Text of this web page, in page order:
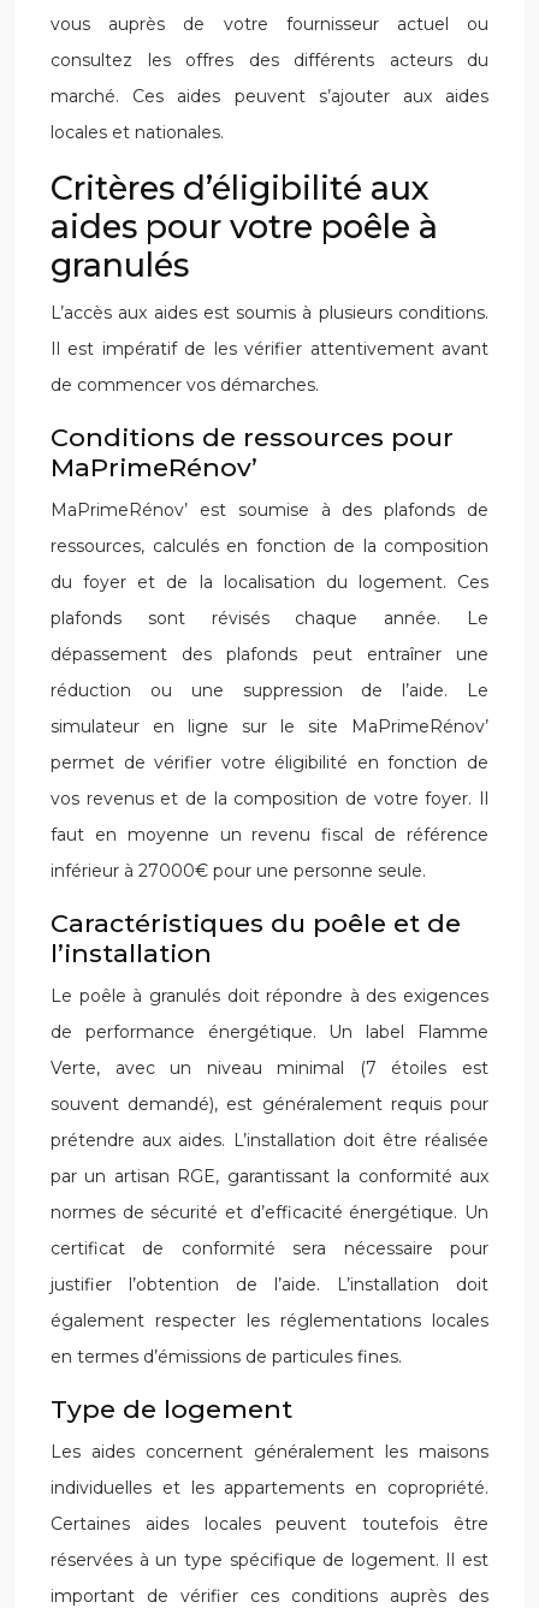
vous auprès de votre fournisseur actuel ou
consultez les offres des différents acteurs du
marché. Ces aides peuvent s’ajouter aux aides
locales et nationales.
Critères d’éligibilité aux
aides pour votre poêle à
granulés
L’accès aux aides est soumis à plusieurs conditions.
Il est impératif de les vérifier attentivement avant
de commencer vos démarches.
Conditions de ressources pour
MaPrimeRénov’
MaPrimeRénov’ est soumise à des plafonds de
ressources, calculés en fonction de la composition
du foyer et de la localisation du logement. Ces
plafonds sont révisés chaque année. Le
dépassement des plafonds peut entraîner une
réduction ou une suppression de l’aide. Le
simulateur en ligne sur le site MaPrimeRénov’
permet de vérifier votre éligibilité en fonction de
vos revenus et de la composition de votre foyer. Il
faut en moyenne un revenu fiscal de référence
inférieur à 27000€ pour une personne seule.
Caractéristiques du poêle et de
l’installation
Le poêle à granulés doit répondre à des exigences
de performance énergétique. Un label Flamme
Verte, avec un niveau minimal (7 étoiles est
souvent demandé), est généralement requis pour
prétendre aux aides. L’installation doit être réalisée
par un artisan RGE, garantissant la conformité aux
normes de sécurité et d’efficacité énergétique. Un
certificat de conformité sera nécessaire pour
justifier l’obtention de l’aide. L’installation doit
également respecter les réglementations locales
en termes d’émissions de particules fines.
Type de logement
Les aides concernent généralement les maisons
individuelles et les appartements en copropriété.
Certaines aides locales peuvent toutefois être
réservées à un type spécifique de logement. Il est
important de vérifier ces conditions auprès des